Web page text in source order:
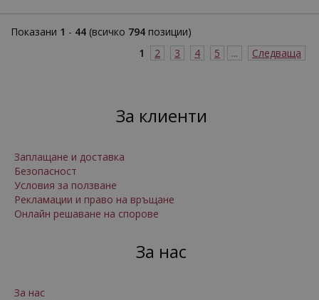
Показани 1 - 44 (всичко 794 позиции)
1
2 3 4 5 ... Следваща
За клиенти
Заплащане и доставка
Безопасност
Условия за ползване
Рекламации и право на връщане
Онлайн решаване на спорове
За нас
За нас